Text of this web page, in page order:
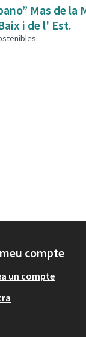
Mas de la
i de l' Est.
compte
un compte